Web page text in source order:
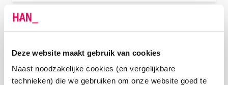
Deze website maakt gebruik van cookies
Naast noodzakelijke cookies (en vergelijkbare
technieken) die we gebruiken om onze website goed te
:
WAT IS HET VERSCHIL TUSSEN